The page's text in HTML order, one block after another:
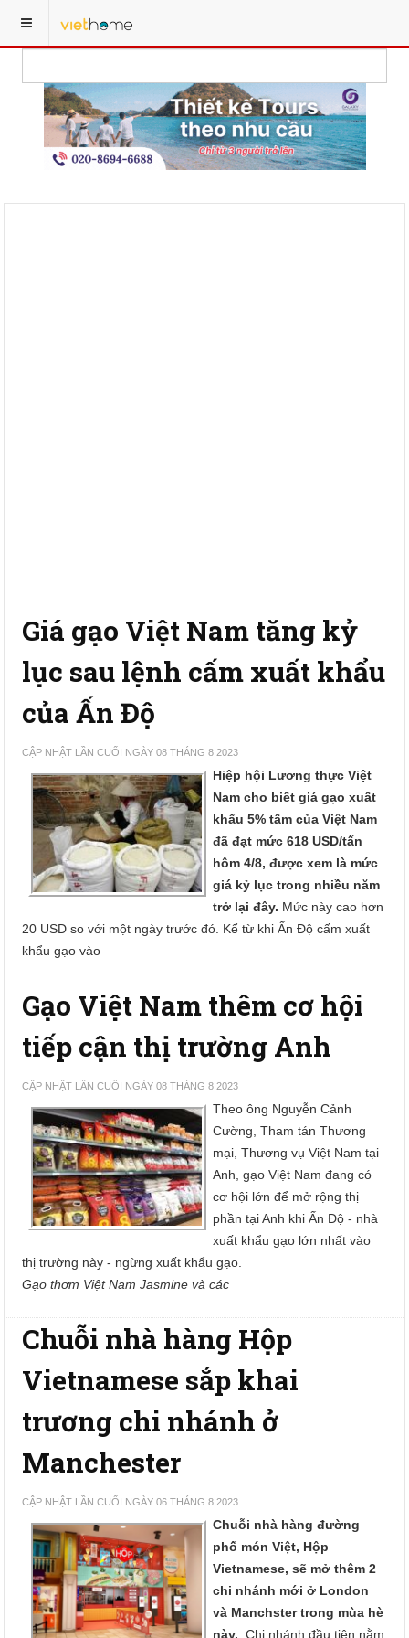
Giá gạo Việt Nam tăng kỷ
lục sau lệnh cấm xuất khẩu
của Ấn Độ
CẬP NHẬT LẦN CUỐI NGÀY 08 THÁNG 8 2023
Hiệp hội Lương thực Việt
Nam cho biết giá gạo xuất
khẩu 5% tấm của Việt Nam
đã đạt mức 618 USD/tấn
hôm 4/8, được xem là mức
giá kỷ lục trong nhiều năm
trở lại đây. Mức này cao hơn
20 USD so với một ngày trước đó. Kể từ khi Ấn Độ cấm xuất
khẩu gạo vào
Gạo Việt Nam thêm cơ hội
tiếp cận thị trường Anh
CẬP NHẬT LẦN CUỐI NGÀY 08 THÁNG 8 2023
Theo ông Nguyễn Cảnh
Cường, Tham tán Thương
mại, Thương vụ Việt Nam tại
Anh, gạo Việt Nam đang có
cơ hội lớn để mở rộng thị
phần tại Anh khi Ấn Độ - nhà
xuất khẩu gạo lớn nhất vào
thị trường này - ngừng xuất khẩu gạo.
Gạo thơm Việt Nam Jasmine và các
Chuỗi nhà hàng Hộp
Vietnamese sắp khai
trương chi nhánh ở
Manchester
CẬP NHẬT LẦN CUỐI NGÀY 06 THÁNG 8 2023
Chuỗi nhà hàng đường
phố món Việt, Hộp
Vietnamese, sẽ mở thêm 2
chi nhánh mới ở London
và Manchster trong mùa hè
này. Chi nhánh đầu tiên nằm